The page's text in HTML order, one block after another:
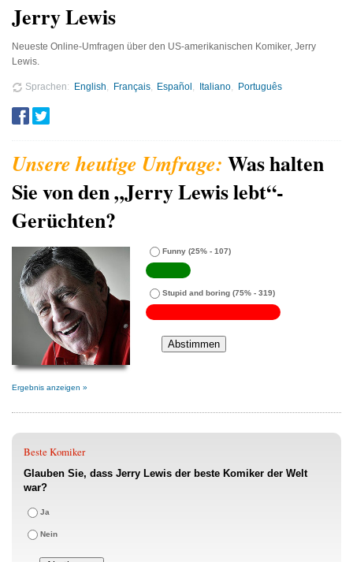
Jerry Lewis
Neueste Online-Umfragen über den US-amerikanischen Komiker, Jerry
Lewis.
Sprachen English Français Español Italiano Português
Was halten
Sie von den „Jerry Lewis lebt“-
Gerüchten?
Funny (25% - 107)
Stupid and boring (75% - 319)
Ergebnis anzeigen »
Beste Komiker
Glauben Sie, dass Jerry Lewis der beste Komiker der Welt
war?
Ja
Nein